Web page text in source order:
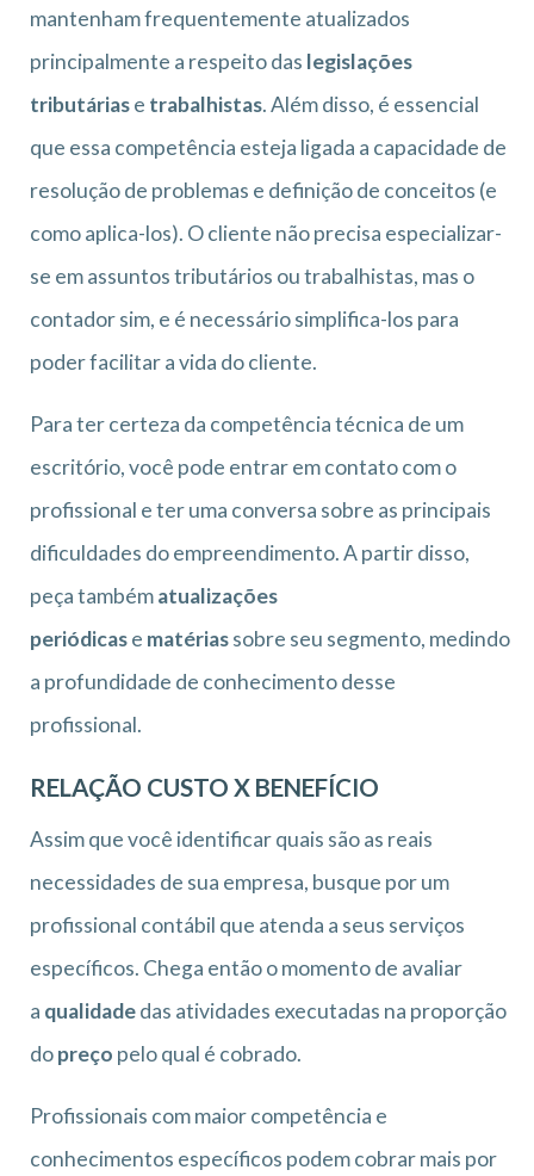
mantenham frequentemente atualizados
principalmente a respeito das legislações
tributáriase trabalhistas. Além disso, é essencial
que essa competência esteja ligada a capacidade de
resolução de problemas e definição de conceitos (e
como aplica-los). O cliente não precisa especializar-
se em assuntos tributários ou trabalhistas, mas o
contador sim, e é necessário simplifica-los para
poder facilitar a vida do cliente.
Para ter certeza da competência técnica de um
escritório, você pode entrar em contato com o
profissional e ter uma conversa sobre as principais
dificuldades do empreendimento. A partir disso,
peça tambématualizações
periódicase matériassobre seu segmento, medindo
a profundidade de conhecimento desse
profissional.
RELAÇÃO CUSTO X BENEFÍCIO
Assim que você identificar quais são as reais
necessidades de sua empresa, busque por um
profissional contábil que atenda a seus serviços
específicos. Chega então o momento de avaliar
a qualidadedas atividades executadas na proporção
dopreço pelo qual é cobrado.
Profissionais com maior competência e
conhecimentos específicos podem cobrar mais por